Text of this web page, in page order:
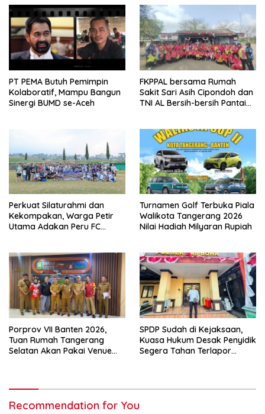
PT PEMA Butuh Pemimpin
Kolaboratif, Mampu Bangun
Sinergi BUMD se-Aceh
FKPPAL bersama Rumah
Sakit Sari Asih Cipondoh dan
TNI AL Bersih-bersih Pantai
Perkuat Silaturahmi dan
Kekompakan, Warga Petir
Utama Adakan Peru FC
Turnamen Golf Terbuka Piala
Walikota Tangerang 2026
Nilai Hadiah Milyaran Rupiah
Porprov VII Banten 2026,
Tuan Rumah Tangerang
Selatan Akan Pakai Venue
SPDP Sudah di Kejaksaan,
Kuasa Hukum Desak Penyidik
Segera Tahan Terlapor
Recommendation for You